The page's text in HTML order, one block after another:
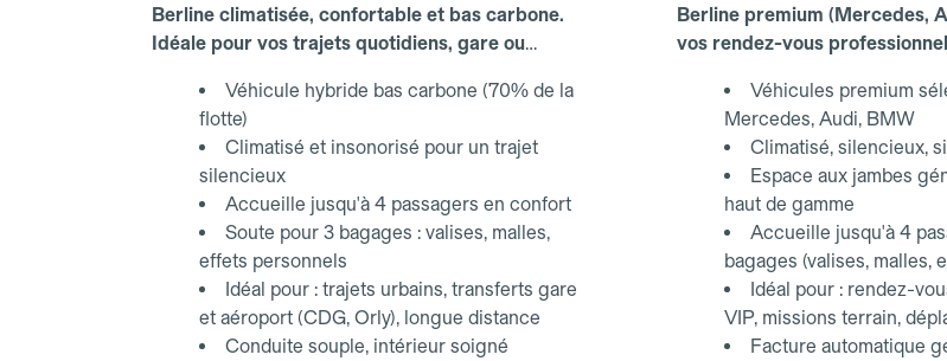
Berline climatisée, confortable et bas carbone.
Idéale pour vos trajets quotidiens, gare ou
Véhicule hybride bas carbone (70% de la
flotte)
Climatisé et insonorisé pour un trajet
silencieux
Accueille jusqu'à 4 passagers en confort
Soute pour 3 bagages : valises, malles,
effets personnels
Idéal pour : trajets urbains, transferts gare
et aéroport (CDG, Orly), longue distance
Conduite souple, intérieur soigné
Berline premium (Mercedes,
vos rendez-vous
Véhicules premium
Mercedes, Audi, BMW
Climatisé, silencieux,
Espace aux jambes
haut de gamme
Accueille jusqu'à 4
bagages (valises, malles,
Idéal pour : rendez-
VIP, missions terrain,
Facture automatique